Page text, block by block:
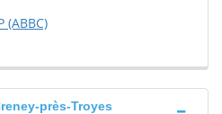
(ABBC)
près-Troyes